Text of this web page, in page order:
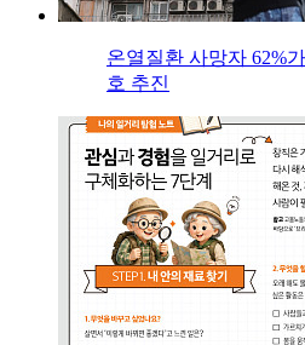
온열질환 사망자 62%
호 추진